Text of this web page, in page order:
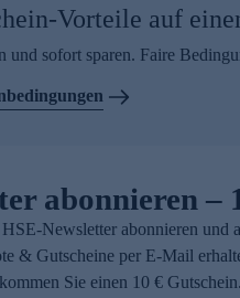
Vorteile auf
und sofort sparen. Faire
abonnieren –
Newsletter abonnieren und
& Gutscheine per E-Mail
Sie einen 10 €